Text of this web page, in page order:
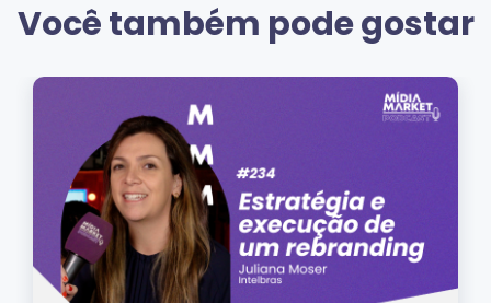
Você também pode gostar